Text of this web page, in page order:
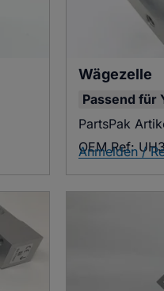
Wägezelle
Passend für
PartsPak
OEM Ref:
Anmelden /